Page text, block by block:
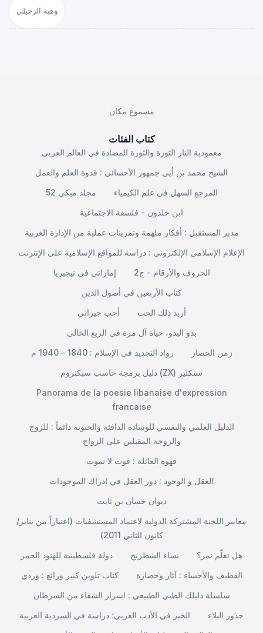
وهبة الزحيلي
مسموع مكان
كتاب الفئات
معمودية النار الثورة والثورة المضادة في العالم العربي
الشيخ محمد بن أبي جمهور الأحسائي : قدوة العلم والعمل
مجلد ميكي 52
المرجع السهل في علم الكيمياء
ابن خلدون - فلسفة الاجتماعية
مدير المستقبل : أفكار ملهمة وتمرينات عملية من الإدارة الغربية
الإعلام الإسلامي الإلكتروني : دراسة للمواقع الإسلامية على الإنترنت
إماراتي في نيجيريا
الحروف والأرقام - ج2
كتاب الأربعين في أصول الدين
أحب جيراني
أريد ذلك الحب
بدو البدو، حياة آل مرة في الربع الخالي
رواد التجديد في الإسلام : 1840 – 1940 م
زمن الحصار
دليل برمجة حاسب سبكتروم (ZX) سنكلير
Panorama de la poesie libanaise d'expression
francaise
الدليل العلمي والنفسي للوسادة الدافئة والحنونة دائماً : للزوج
والزوجة المقبلين على الزواج
قهوة العائلة : قوت لا تموت
العقل و الوجود : دور العقل في إدراك الموجودات
ديوان حسان بن ثابت
معايير اللجنة المشتركة الدولية لاعتماد المستشفيات (اعتباراً من يناير/
كانون الثاني 2011)
دولة فلسطينية للهنود الحمر
نساء الشطرنج
هل تعلّم نمر؟
كتاب تلوين كبير ورائع : وردي
القطيف والأحساء : آثار وحضارة
سلسلة دليلك الطبي الطبيعي : اسرار الشفاء من السرطان
الخبر في الأدب العربي؛ دراسة في السردية العربية
جذور البلاء